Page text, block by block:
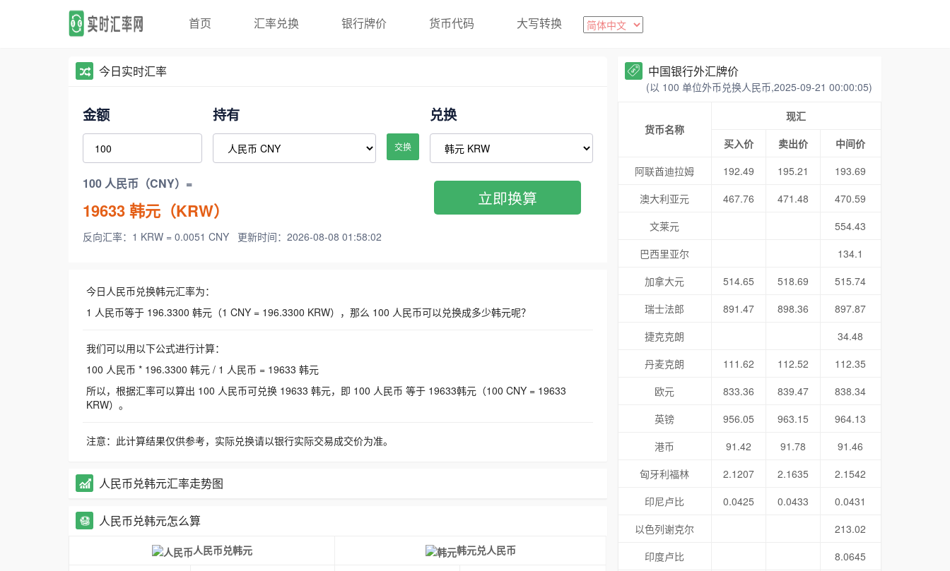
首页 汇率兑换 银行牌价 货币代码 大写转换
今日实时汇率
金额 持有
交换
兑换
100 人民币（CNY）=
19633韩元（KRW）
反向汇率：1 KRW = 0.0051 CNY 更新时间：2026-08-08 01:58:02
立即换算
今日人民币兑换韩元汇率为：
1 人民币等于 196.3300 韩元（1 CNY = 196.3300 KRW），那么 100 人民币可以兑换成多少韩元呢？
我们可以用以下公式进行计算：
100 人民币 * 196.3300 韩元 / 1 人民币 = 19633 韩元
所以，根据汇率可以算出 100 人民币可兑换 19633 韩元，即 100 人民币 等于 19633韩元（100 CNY = 19633
KRW）。
注意：此计算结果仅供参考，实际兑换请以银行实际交易成交价为准。
人民币兑韩元汇率走势图
人民币兑韩元怎么算
人民币兑韩元 韩元兑人民币
中国银行外汇牌价
(以 100 单位外币兑换人民币,2025-09-21 00:00:05)
货币名称
现汇
买入价
卖出价
中间价
阿联酋迪拉姆
192.49 195.21
193.69
澳大利亚元
467.76 471.48
470.59
文莱元
554.43
巴西里亚尔
134.1
加拿大元
514.65 518.69
515.74
瑞士法郎
891.47 898.36
897.87
捷克克朗
34.48
丹麦克朗
111.62 112.52
112.35
欧元
833.36 839.47
838.34
英镑
956.05 963.15
964.13
港币
91.42 91.78
91.46
匈牙利福林
2.1207 2.1635
2.1542
印尼卢比
0.0425 0.0433
0.0431
以色列谢克尔
213.02
印度卢比
8.0645